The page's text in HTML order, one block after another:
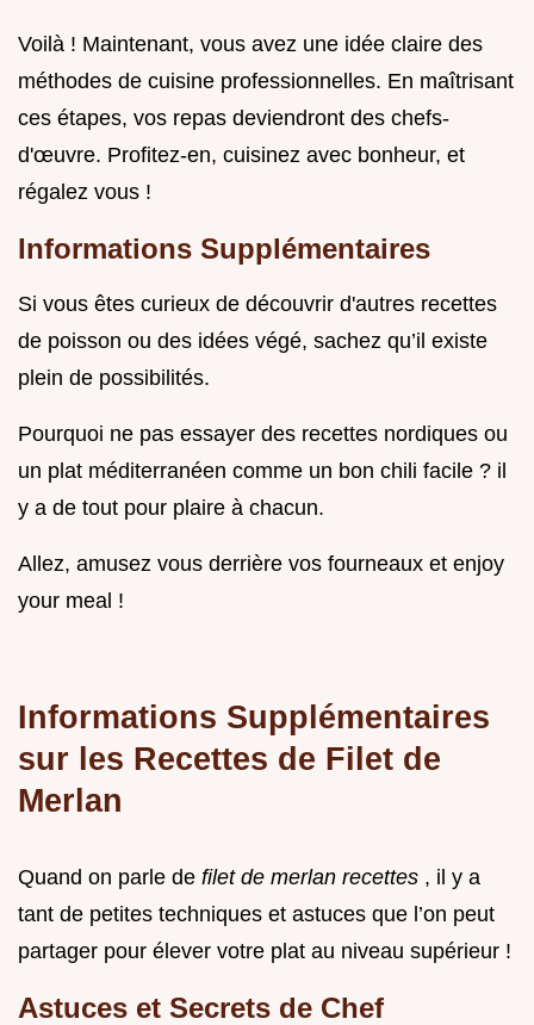
Voilà ! Maintenant, vous avez une idée claire des
méthodes de cuisine professionnelles. En maîtrisant
ces étapes, vos repas deviendront des chefs-
d'œuvre. Profitez-en, cuisinez avec bonheur, et
régalez vous !
Informations Supplémentaires
Si vous êtes curieux de découvrir d'autres recettes
de poisson ou des idées végé, sachez qu’il existe
plein de possibilités.
Pourquoi ne pas essayer des recettes nordiques ou
un plat méditerranéen comme un bon chili facile ? il
y a de tout pour plaire à chacun.
Allez, amusez vous derrière vos fourneaux et enjoy
your meal !
Informations Supplémentaires
sur les Recettes de Filet de
Merlan
Quand on parle de filet de merlan recettes , il y a
tant de petites techniques et astuces que l’on peut
partager pour élever votre plat au niveau supérieur !
Astuces et Secrets de Chef